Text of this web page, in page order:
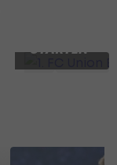
STARTEN